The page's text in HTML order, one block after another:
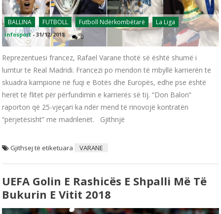
BALLINA FUTBOLL Futboll Ndërkombëtarë La Liga
infosport -31/12/2018 0
Reprezentuesi francez, Rafael Varane thotë së është shumë i
lumtur te Real Madridi. Francezi po mendon të mbyllë karrierën te
skuadra kampione në fuqi e Botës dhe Europës, edhe pse është
herët të flitet për përfundimin e karrierës së tij. “Don Balon”
raporton që 25-vjeçari ka ndër mend të rinovojë kontratën
“përjetësisht” me madrilenët. Gjithnjë
Gjithsej të etiketuara VARANE
UEFA Golin E Rashicës E Shpalli Më Të
Bukurin E Vitit 2018